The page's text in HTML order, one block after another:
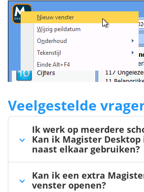
Veelgestelde
Ik werk op meerdere
Kan ik Magister
naast elkaar gebruiken?
Kan ik een extra
venster openen?